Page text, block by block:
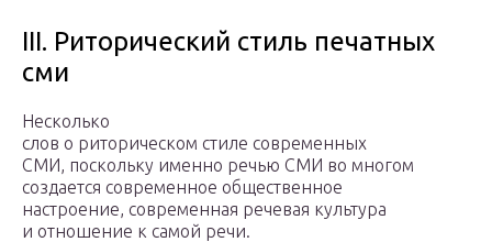
III. Риторический стиль печатных
сми
Несколько
слов о риторическом стиле современных
СМИ, поскольку именно речью СМИ во многом
создается современное общественное
настроение, современная речевая культура
и отношение к самой речи.